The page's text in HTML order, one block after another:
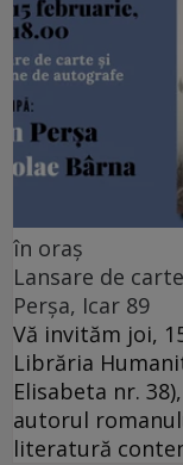
în oraș
Lansare de
Perșa, Icar 89
Vă invităm joi,
Librăria
Elisabeta nr.
autorul
literatură